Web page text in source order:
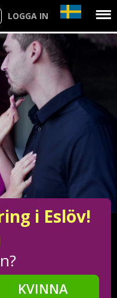
LOGGA IN
i Eslöv!
KVINNA